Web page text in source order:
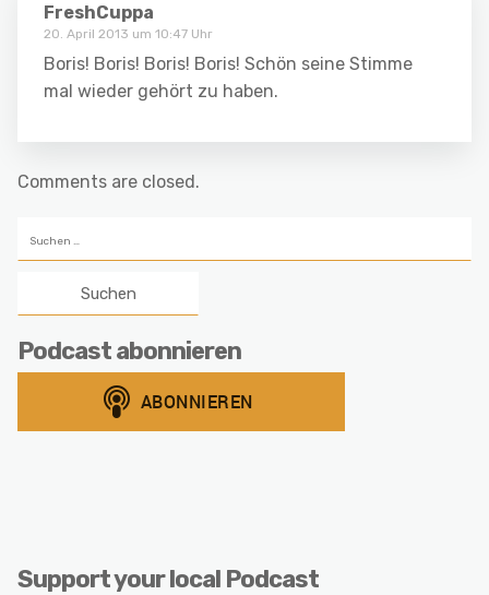
FreshCuppa
20. April 2013 um 10:47 Uhr
Boris! Boris! Boris! Boris! Schön seine Stimme
mal wieder gehört zu haben.
Comments are closed.
nach:
Podcast abonnieren
Support your local Podcast